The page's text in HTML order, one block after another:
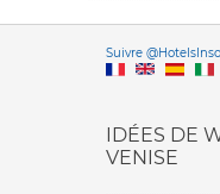
Suivre
IDÉES DE
VENISE